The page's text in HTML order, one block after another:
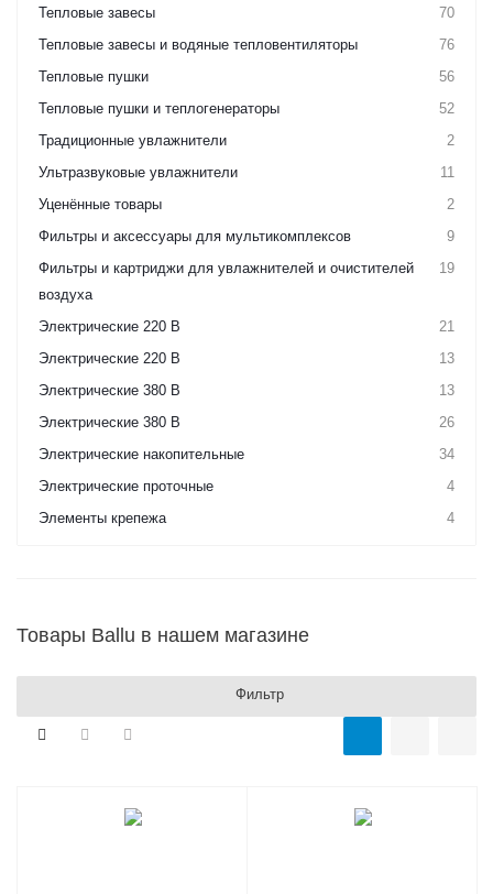
Тепловые завесы
70
Тепловые завесы и водяные тепловентиляторы
76
Тепловые пушки
56
Тепловые пушки и теплогенераторы
52
Традиционные увлажнители
2
Ультразвуковые увлажнители
11
Уценённые товары
2
Фильтры и аксессуары для мультикомплексов
9
Фильтры и картриджи для увлажнителей и очистителей
воздуха
19
Электрические 220 В
21
Электрические 220 В
13
Электрические 380 В
13
Электрические 380 В
26
Электрические накопительные
34
Электрические проточные
4
Элементы крепежа
4
Товары Ballu в нашем магазине
Фильтр